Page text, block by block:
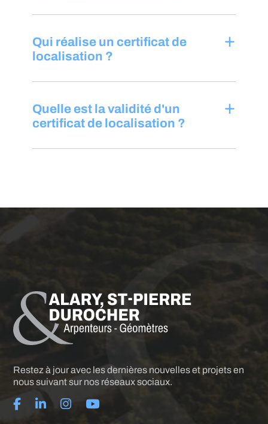
Qui réalise un certificat de
localisation ?
+
Quelle est la validité d'un
certificat de localisation ?
+
Restez à jour avec les dernières nouvelles et projets en
nous suivant sur nos réseaux sociaux.